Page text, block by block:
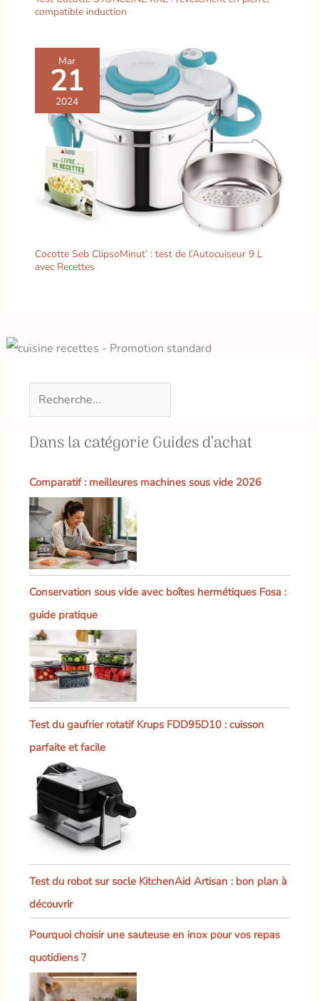
compatible induction
Mar
21
2024
Cocotte Seb ClipsoMinut’ : test de l’Autocuiseur 9 L
avec Recettes
Dans la catégorie Guides d’achat
Comparatif : meilleures machines sous vide 2026
Conservation sous vide avec boîtes hermétiques Fosa :
guide pratique
Test du gaufrier rotatif Krups FDD95D10 : cuisson
parfaite et facile
Test du robot sur socle KitchenAid Artisan : bon plan à
découvrir
Pourquoi choisir une sauteuse en inox pour vos repas
quotidiens ?